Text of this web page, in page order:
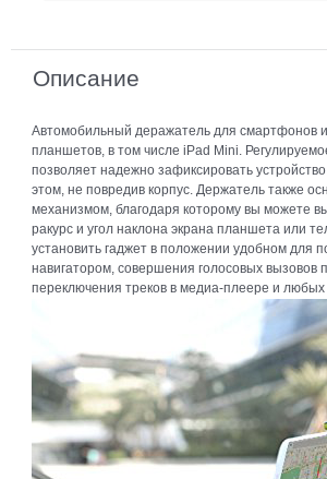
Описание
Автомобильный деражатель для смартфонов
планшетов, в том числе iPad Mini.
позволяет надежно зафиксировать
этом, не повредив корпус. Держатель также
механизмом, благодаря которому вы можете
ракурс и угол наклона экрана планшета или
установить гаджет в положении удобном для
навигатором, совершения голосовых вызовов
переключения треков в медиа-плеере и любых